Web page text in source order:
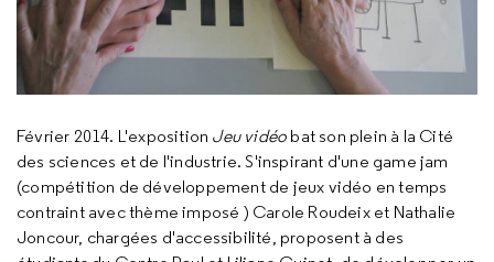
Février 2014. L'exposition Jeu vidéo bat son plein à la Cité
des sciences et de l'industrie. S'inspirant d'une game jam
(compétition de développement de jeux vidéo en temps
contraint avec thème imposé ) Carole Roudeix et Nathalie
Joncour, chargées d'accessibilité, proposent à des